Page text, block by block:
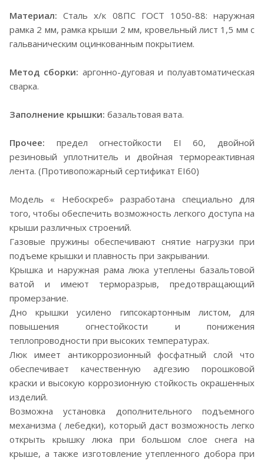
Материал: Сталь х/к 08ПС ГОСТ 1050-88: наружная
рамка 2 мм, рамка крыши 2 мм, кровельный лист 1,5 мм с
гальваническим оцинкованным покрытием.
Метод сборки: аргонно-дуговая и полуавтоматическая
сварка.
Заполнение крышки: базальтовая вата.
Прочее: предел огнестойкости EI 60, двойной
резиновый уплотнитель и двойная термореактивная
лента. (Противопожарный сертификат EI60)
Модель « Небоскреб» разработана специально для
того, чтобы обеспечить возможность легкого доступа на
крыши различных строений.
Газовые пружины обеспечивают снятие нагрузки при
подъеме крышки и плавность при закрывании.
Крышка и наружная рама люка утеплены базальтовой
ватой и имеют терморазрыв, предотвращающий
промерзание.
Дно крышки усилено гипсокартонным листом, для
повышения огнестойкости и понижения
теплопроводности при высоких температурах.
Люк имеет антикоррозионный фосфатный слой что
обеспечивает качественную адгезию порошковой
краски и высокую коррозионную стойкость окрашенных
изделий.
Возможна установка дополнительного подъемного
механизма ( лебедки), который даст возможность легко
открыть крышку люка при большом слое снега на
крыше, а также изготовление утепленного добора при